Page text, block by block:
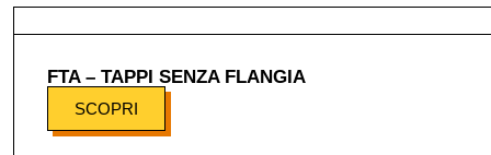
FTA – TAPPI SENZA FLANGIA
SCOPRI